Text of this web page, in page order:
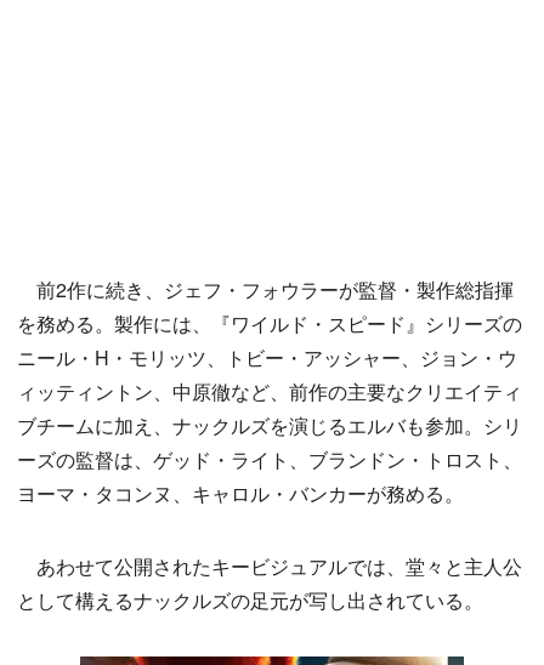
前2作に続き、ジェフ・フォウラーが監督・製作総指揮
を務める。製作には、『ワイルド・スピード』シリーズの
ニール・H・モリッツ、トビー・アッシャー、ジョン・ウ
ィッティントン、中原徹など、前作の主要なクリエイティ
ブチームに加え、ナックルズを演じるエルバも参加。シリ
ーズの監督は、ゲッド・ライト、ブランドン・トロスト、
ヨーマ・タコンヌ、キャロル・バンカーが務める。
あわせて公開されたキービジュアルでは、堂々と主人公
として構えるナックルズの足元が写し出されている。